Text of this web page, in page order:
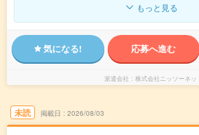
もっと見る
気になる! 応募へ進む
派遣会社 株式会社ニッソーネッ
未読 掲載日 2026/08/03